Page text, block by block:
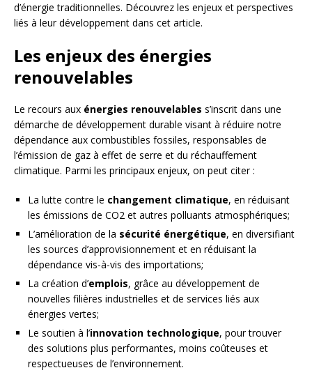
d’énergie traditionnelles. Découvrez les enjeux et perspectives
liés à leur développement dans cet article.
Les enjeux des énergies
renouvelables
Le recours aux énergies renouvelables s’inscrit dans une
démarche de développement durable visant à réduire notre
dépendance aux combustibles fossiles, responsables de
l’émission de gaz à effet de serre et du réchauffement
climatique. Parmi les principaux enjeux, on peut citer :
La lutte contre le changement climatique, en réduisant
les émissions de CO2 et autres polluants atmosphériques;
L’amélioration de la sécurité énergétique, en diversifiant
les sources d’approvisionnement et en réduisant la
dépendance vis-à-vis des importations;
La création d’emplois, grâce au développement de
nouvelles filières industrielles et de services liés aux
énergies vertes;
Le soutien à l’innovation technologique, pour trouver
des solutions plus performantes, moins coûteuses et
respectueuses de l’environnement.